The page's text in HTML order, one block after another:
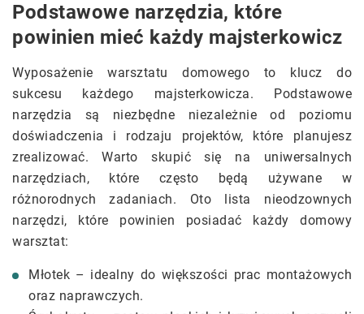
Podstawowe narzędzia, które
powinien mieć każdy majsterkowicz
Wyposażenie warsztatu domowego to klucz do
sukcesu każdego majsterkowicza. Podstawowe
narzędzia są niezbędne niezależnie od poziomu
doświadczenia i rodzaju projektów, które planujesz
zrealizować. Warto skupić się na uniwersalnych
narzędziach, które często będą używane w
różnorodnych zadaniach. Oto lista nieodzownych
narzędzi, które powinien posiadać każdy domowy
warsztat:
Młotek – idealny do większości prac montażowych
oraz naprawczych.